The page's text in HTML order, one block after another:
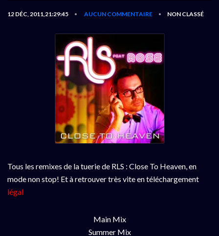
12 DÉC, 2011,21:29:45 • AUCUN COMMENTAIRE • NON CLASSÉ
Tous les remixes de la tuerie de RLS : Close To Heaven, en
mode non stop! Et à retrouver très vite en téléchargement
légal
Main Mix
Summer Mix